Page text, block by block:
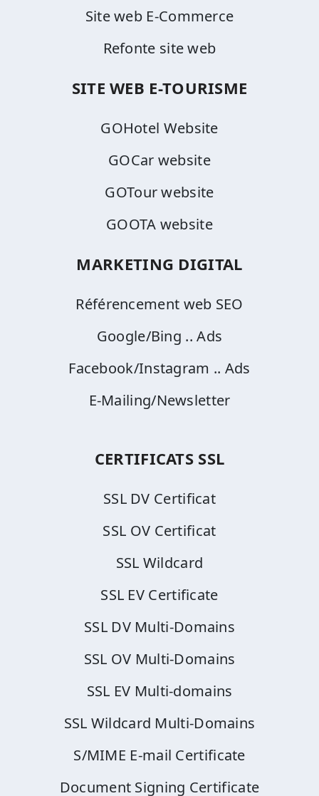
Site web E-Commerce
Refonte site web
SITE WEB E-TOURISME
GOHotel Website
GOCar website
GOTour website
GOOTA website
MARKETING DIGITAL
Référencement web SEO
Google/Bing .. Ads
Facebook/Instagram .. Ads
E-Mailing/Newsletter
CERTIFICATS SSL
SSL DV Certificat
SSL OV Certificat
SSL Wildcard
SSL EV Certificate
SSL DV Multi-Domains
SSL OV Multi-Domains
SSL EV Multi-domains
SSL Wildcard Multi-Domains
S/MIME E-mail Certificate
Document Signing Certificate